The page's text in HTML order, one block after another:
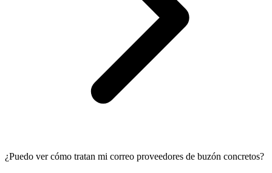
¿Puedo ver cómo tratan mi correo proveedores de buzón concretos?